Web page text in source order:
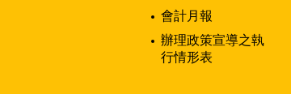
會計月報
辦理政策宣導之執
行情形表